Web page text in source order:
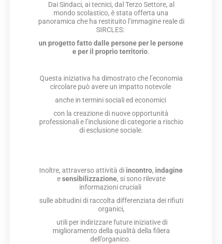
Dai Sindaci, ai tecnici, dal Terzo Settore, al
mondo scolastico, è stata offerta una
panoramica che ha restituito l’immagine reale di
SIRCLES:
un progetto fatto dalle persone per le persone
e per il proprio territorio.
Questa iniziativa ha dimostrato che l’economia
circolare può avere un impatto notevole
anche in termini sociali ed economici
con la creazione di nuove opportunità
professionali e l’inclusione di categorie a rischio
di esclusione sociale.
Inoltre, attraverso attività di incontro, indagine
esensibilizzazione, si sono rilevate
informazioni cruciali
sulle abitudini di raccolta differenziata dei rifiuti
organici,
utili per indirizzare future iniziative di
miglioramento della qualità della filiera
dell’organico.